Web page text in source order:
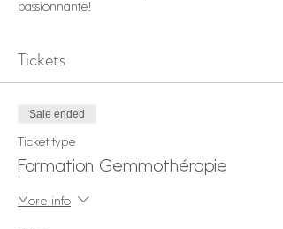
passionnante!
Tickets
Sale ended
Ticket type
Formation Gemmothérapie
More info